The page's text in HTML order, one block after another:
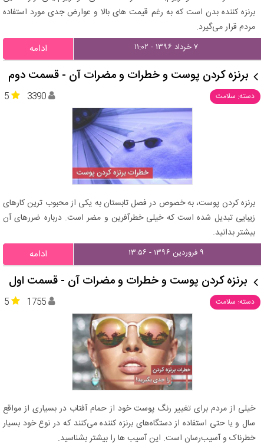
برنزه کننده بدن است که به رغم قیمت های بالا و عوارض جدی مورد استفاده
مردم قرار می‌گیرد.
۷ خرداد ۱۳۹۶ - ۱۱:۰۲ ادامه
برنزه کردن پوست و خطرات و مضرات آن - قسمت دوم
دسته: سلامت 5 3390
برنزه کردن پوست، به خصوص در فصل تابستان به یکی از محبوب ترین کارهای
زیبایی تبدیل شده است که خیلی خطرآفرین و مضر است. درباره ضررهای آن
بیشتر بدانید.
۹ فروردین ۱۳۹۶ - ۱۳:۵۶ ادامه
برنزه کردن پوست و خطرات و مضرات آن - قسمت اول
دسته: سلامت 5 1755
خیلی از مردم برای تغییر رنگ پوست خود از حمام آفتاب در بسیاری از مواقع
سال و یا حتی استفاده از دستگاه‌های برنزه کننده می‌کنند که در نوع خود بسیار
خطرناک و آسیب‌رسان است. این آسیب ها را بیشتر بشناسید.